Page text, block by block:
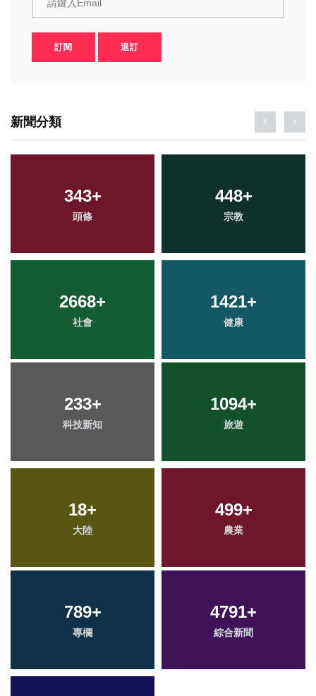
請鍵入Email
訂閱 退訂
新聞分類
343+
頭條
448+
宗教
2668+
社會
1421+
健康
233+
科技新知
1094+
旅遊
18+
大陸
499+
農業
789+
專欄
4791+
綜合新聞